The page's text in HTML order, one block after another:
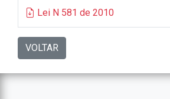
Lei N 581 de 2010
VOLTAR